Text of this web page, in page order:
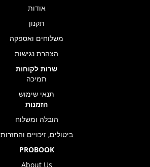
אודות
תקנון
משלוחים ואספקה
הצהרת נגישות
שרות לקוחות
תמיכה
תנאי שימוש
הזמנות
הובלה ומשלוח
ביטולים, זיכויים והחזרות
PROBOOK
About Us